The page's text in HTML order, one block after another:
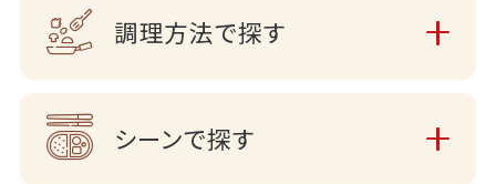
調理方法で探す
シーンで探す